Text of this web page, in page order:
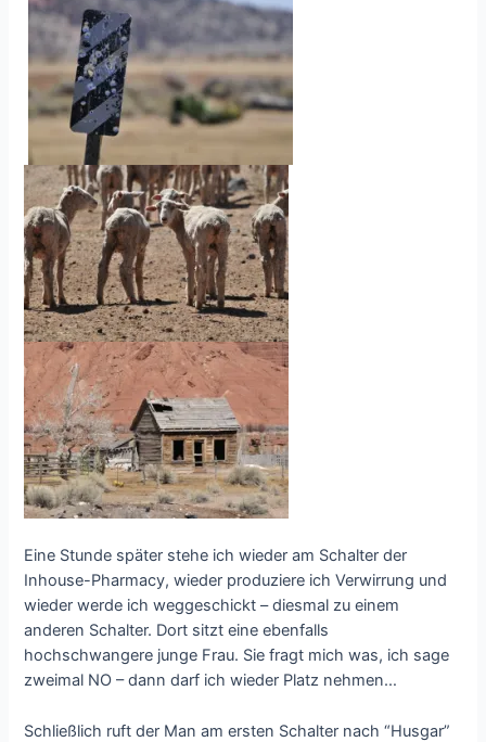
Eine Stunde später stehe ich wieder am Schalter der
Inhouse-Pharmacy, wieder produziere ich Verwirrung und
wieder werde ich weggeschickt – diesmal zu einem
anderen Schalter. Dort sitzt eine ebenfalls
hochschwangere junge Frau. Sie fragt mich was, ich sage
zweimal NO – dann darf ich wieder Platz nehmen…
Schließlich ruft der Man am ersten Schalter nach “Husgar”